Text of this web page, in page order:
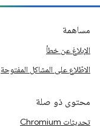
مساهمة
الإبلاغ عن خطأ
الاطّلاع على المشاكل المفتوحة
محتوى ذو صلة
تحديثات Chromium